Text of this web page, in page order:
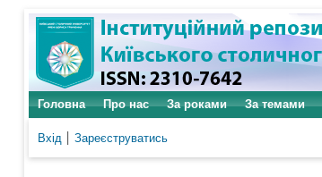
Головна Про нас За роками За темами
Вхід Зареєструватись